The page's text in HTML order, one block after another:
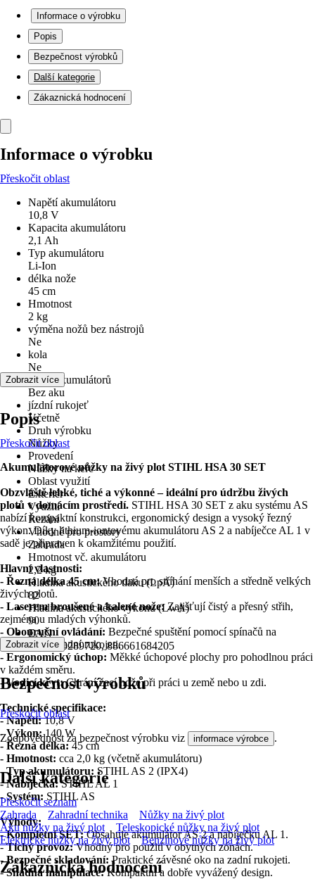
Informace o výrobku
Popis
Bezpečnost výrobků
Další kategorie
Zákaznická hodnocení
Informace o výrobku
Přeskočit oblast
Napětí akumulátoru
10,8 V
Kapacita akumulátoru
2,1 Ah
Typ akumulátoru
Li-Ion
délka nože
45 cm
Hmotnost
2 kg
výměna nožů bez nástrojů
Ne
kola
Ne
Počet akumulátorů
Bez aku
jízdní rukojeť
Včetně
Druh výrobku
Nůžky
Provedení
Nůžky na keře
Oblast využití
Exteriér
Využití
Řezání
Vhodné pro prostory
Zahrada
Hmotnost vč. akumulátoru
2,2 kg
Hladina akustického tlaku (LpA)
82
Hladina akustického výkonu (LwA)
90
EAN
2007010289720, 886661684205
Zobrazit více
Popis
Přeskočit oblast
Akumulátorové nůžky na živý plot STIHL HSA 30 SET
Obzvláště lehké, tiché a výkonné – ideální pro údržbu živých
plotů v domácím prostředí. STIHL HSA 30 SET z aku systému AS
nabízí kompaktní konstrukci, ergonomický design a vysoký řezný
výkon. Díky lithium-iontovému akumulátoru AS 2 a nabíječce AL 1 v
sadě je připraven k okamžitému použití.
Hlavní vlastnosti:
- Řezná délka 45 cm:Vhodná pro stříhání menších a středně velkých
živých plotů.
- Laserem broušené a kalené nože:Zajišťují čistý a přesný střih,
zejména u mladých výhonků.
- Obouruční ovládání: Bezpečné spuštění pomocí spínačů na
obloukové a zadní rukojeti.
- Ergonomický úchop: Měkké úchopové plochy pro pohodlnou práci
v každém směru.
- Vodicí kryt:Chrání žací nože při práci u země nebo u zdi.
Technické specifikace:
- Napětí:10,8 V
- Výkon:140 W
- Řezná délka:45 cm
- Hmotnost: cca 2,0 kg (včetně akumulátoru)
- Typ akumulátoru: STIHL AS 2 (IPX4)
- Nabíječka:STIHL AL 1
- Systém: STIHL AS
Výhody:
-Kompletní SET:Obsahuje akumulátor AS 2 a nabíječku AL 1.
-Tichý provoz:Vhodný pro použití v obytných zónách.
-Bezpečné skladování: Praktické závěsné oko na zadní rukojeti.
-Snadná manipulace:Kompaktní a dobře vyvážený design.
Zobrazit více
Bezpečnost výrobků
Přeskočit oblast
Zodpovědnost za bezpečnost výrobku viz informace výrobce .
Další kategorie
Přeskočit seznam
Zahrada
Zahradní technika
Nůžky na živý plot
Aku nůžky na živý plot
Teleskopické nůžky na živý plot
Elektrické nůžky na živý plot
Benzínové nůžky na živý plot
Zákaznická hodnocení